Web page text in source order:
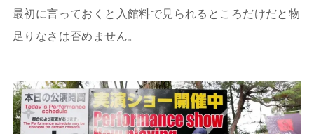
最初に言っておくと入館料で見られるところだけだと物
足りなさは否めません。